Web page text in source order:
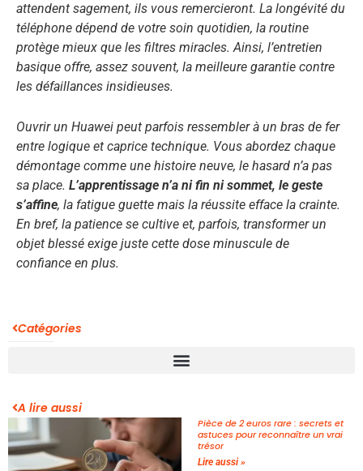
attendent sagement, ils vous remercieront. La longévité du
téléphone dépend de votre soin quotidien, la routine
protège mieux que les filtres miracles. Ainsi, l’entretien
basique offre, assez souvent, la meilleure garantie contre
les défaillances insidieuses.
Ouvrir un Huawei peut parfois ressembler à un bras de fer
entre logique et caprice technique. Vous abordez chaque
démontage comme une histoire neuve, le hasard n’a pas
sa place. L’apprentissage n’a ni fin ni sommet, le geste
s’affine, la fatigue guette mais la réussite efface la crainte.
En bref, la patience se cultive et, parfois, transformer un
objet blessé exige juste cette dose minuscule de
confiance en plus.
Catégories
A lire aussi
Pièce de 2 euros rare : secrets et
astuces pour reconnaître un vrai
trésor
Lire aussi »